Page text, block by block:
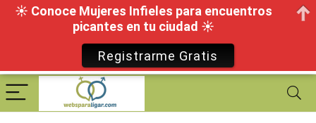
☀ Conoce Mujeres Infieles para encuentros
picantes en tu ciudad ☀
Registrarme Gratis